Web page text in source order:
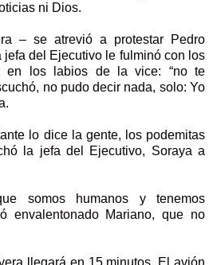
ni Dios.
– se atrevió a protestar Pedro
jefa del Ejecutivo le fulminó con los
en los labios de la vice: “no te
no pudo decir nada, solo: Yo
lo dice la gente, los podemitas
la jefa del Ejecutivo, Soraya a
somos humanos y tenemos
envalentonado Mariano, que no